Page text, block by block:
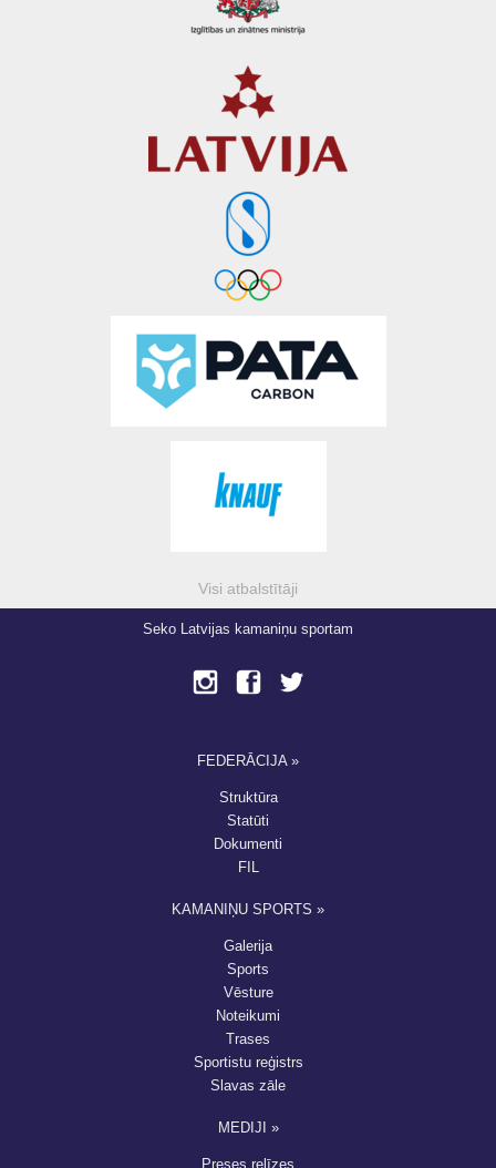
Visi atbalstītāji
Seko Latvijas kamaniņu sportam
FEDERĀCIJA »
Struktūra
Statūti
Dokumenti
FIL
KAMANIŅU SPORTS »
Galerija
Sports
Vēsture
Noteikumi
Trases
Sportistu reģistrs
Slavas zāle
MEDIJI »
Preses relīzes